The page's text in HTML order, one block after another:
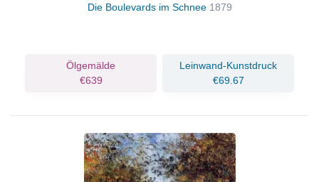
Die Boulevards im Schnee 1879
Ölgemälde
€639
Leinwand-Kunstdruck
€69.67